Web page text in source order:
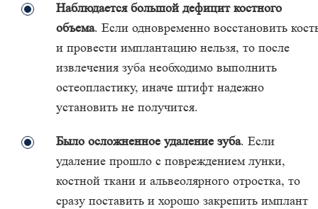
Наблюдается большой дефицит костного
объема. Если одновременно восстановить
и провести имплантацию нельзя, то после
извлечения зуба необходимо выполнить
остеопластику, иначе штифт надежно
установить не получится.
Было осложненное удаление зуба. Если
удаление прошло с повреждением лунки,
костной ткани и альвеолярного отростка, то
сразу поставить и хорошо закрепить имплант